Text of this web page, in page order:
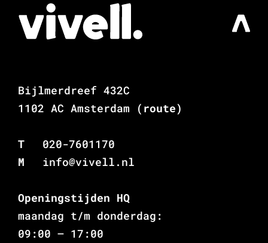
Bijlmerdreef 432C
1102 AC Amsterdam
(route)
T
020-7601170
M
info@vivell.nl
Openingstijden HQ
maandag t/m donderdag:
09:00 – 17:00